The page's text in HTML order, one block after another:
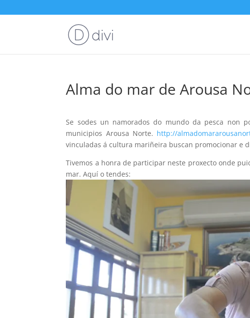
Alma do mar de Arousa
Se sodes un namorados do mundo da pesca non
municipios Arousa Norte. http://
vinculadas á cultura mariñeira buscan promocionar e
Tivemos a honra de participar neste proxecto onde
mar. Aquí o tendes: